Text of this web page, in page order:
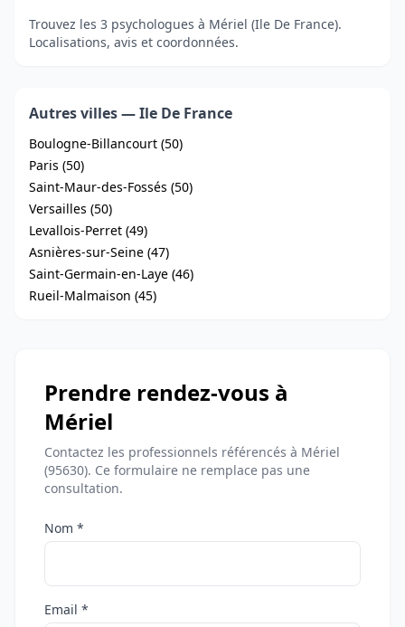
Trouvez les 3 psychologues à Mériel (Ile De France).
Localisations, avis et coordonnées.
Autres villes — Ile De France
Boulogne-Billancourt (50)
Paris (50)
Saint-Maur-des-Fossés (50)
Versailles (50)
Levallois-Perret (49)
Asnières-sur-Seine (47)
Saint-Germain-en-Laye (46)
Rueil-Malmaison (45)
Prendre rendez-vous à
Mériel
Contactez les professionnels référencés à Mériel
(95630). Ce formulaire ne remplace pas une
consultation.
Nom *
Email *